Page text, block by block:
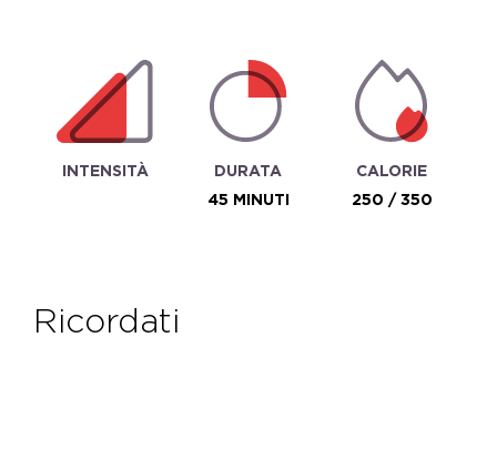
INTENSITÀ
DURATA
45 MINUTI
CALORIE
250 / 350
ricordati